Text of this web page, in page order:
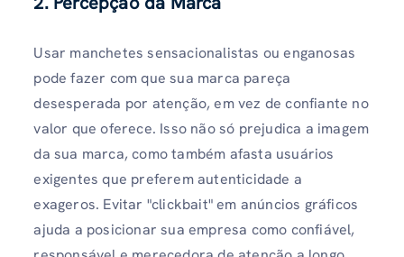
Usar manchetes sensacionalistas ou enganosas
pode fazer com que sua marca pareça
desesperada por atenção, em vez de confiante no
valor que oferece. Isso não só prejudica a imagem
da sua marca, como também afasta usuários
exigentes que preferem autenticidade a
exageros. Evitar "clickbait" em anúncios gráficos
ajuda a posicionar sua empresa como confiável,